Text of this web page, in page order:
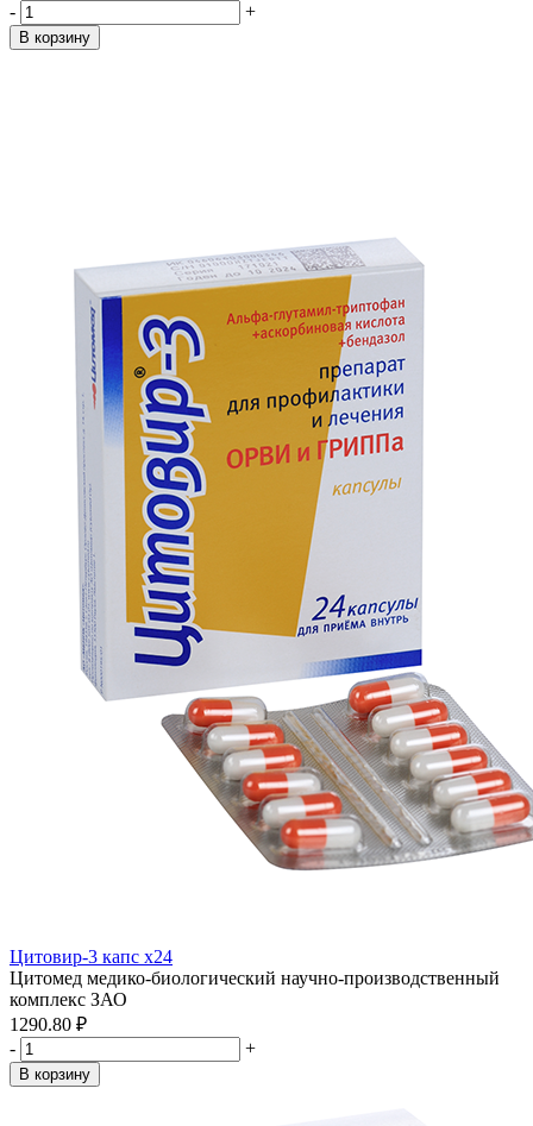
- +
В корзину
Цитовир-3 капс x24
Цитомед медико-биологический научно-производственный
комплекс ЗАО
1290.80 ₽
-
+
В корзину